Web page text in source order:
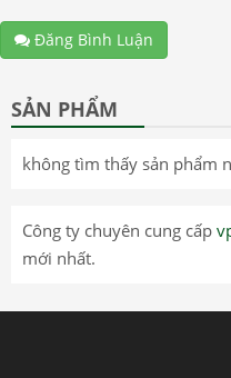
Đăng Bình Luận
SẢN PHẨM
không tìm thấy sản phẩm
Công ty chuyên cung cấp
mới nhất.